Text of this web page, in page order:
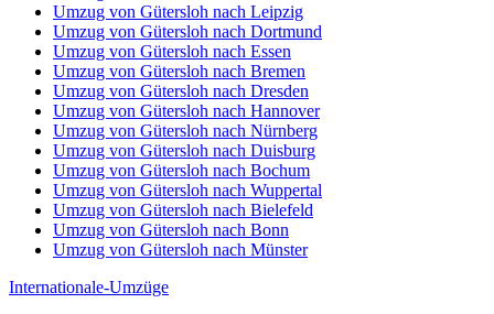
Umzug von Gütersloh nach Leipzig
Umzug von Gütersloh nach Dortmund
Umzug von Gütersloh nach Essen
Umzug von Gütersloh nach Bremen
Umzug von Gütersloh nach Dresden
Umzug von Gütersloh nach Hannover
Umzug von Gütersloh nach Nürnberg
Umzug von Gütersloh nach Duisburg
Umzug von Gütersloh nach Bochum
Umzug von Gütersloh nach Wuppertal
Umzug von Gütersloh nach Bielefeld
Umzug von Gütersloh nach Bonn
Umzug von Gütersloh nach Münster
Internationale-Umzüge